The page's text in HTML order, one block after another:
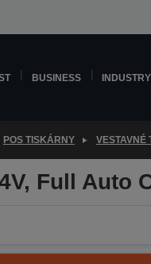
BUSINESS INDUSTRY
POS TISKÁRNY VESTAVNÉ
Full Auto